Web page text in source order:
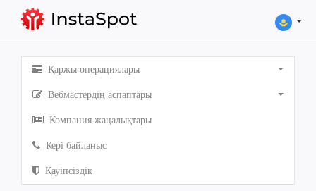
Қаржы операциялары
Вебмастердің аспаптары
Компания жаңалықтары
Кері байланыс
Қауіпсіздік